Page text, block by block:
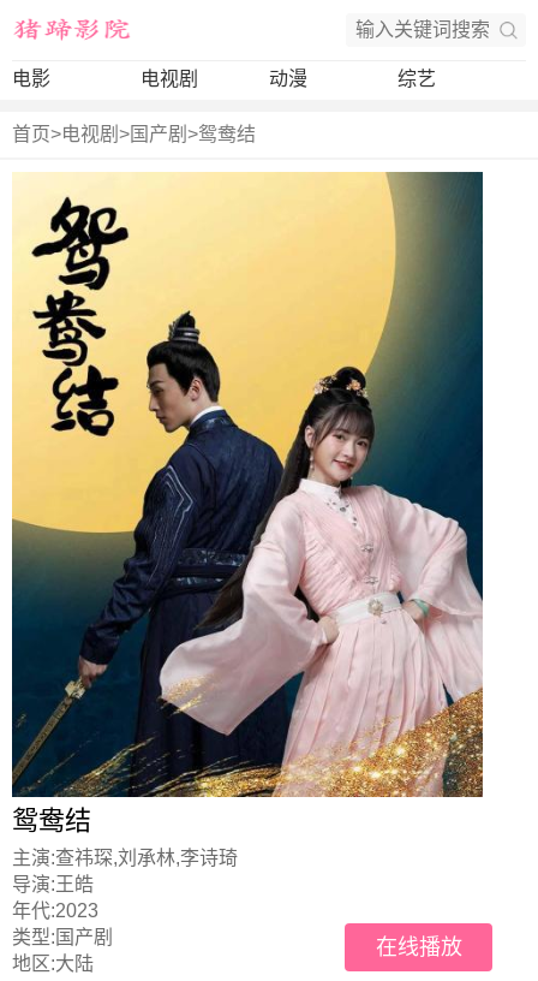
电影 电视剧 动漫 综艺
首页>电视剧 >国产剧 >鸳鸯结
鸳鸯结
主演:查祎琛,刘承林,李诗琦
导演:王皓
年代:2023
类型: 国产剧
地区:大陆
在线播放